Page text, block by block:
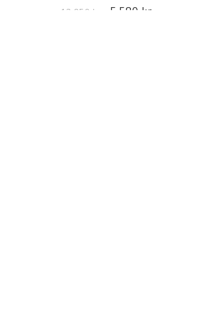
13.950 kr.
5.580 kr.